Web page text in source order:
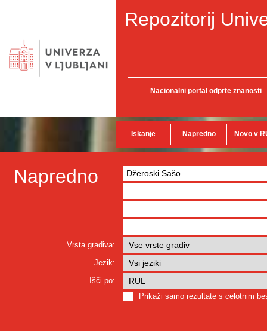
Repozitorij
Nacionalni portal odprte znanosti
Iskanje Napredno Novo v
Napredno
Vrsta gradiva:
Jezik:
Išči po:
Prikaži samo rezultate s celotnim